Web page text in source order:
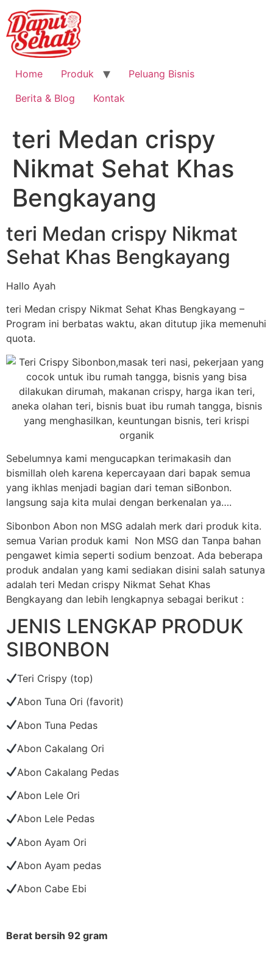
Home Produk
Peluang Bisnis
Berita & Blog
Kontak
teri Medan crispy
Nikmat Sehat Khas
Bengkayang
teri Medan crispy Nikmat
Sehat Khas Bengkayang
Hallo Ayah
teri Medan crispy Nikmat Sehat Khas Bengkayang –
Program ini berbatas waktu, akan ditutup jika memenuhi
quota.
Sebelumnya kami mengucapkan terimakasih dan
bismillah oleh karena kepercayaan dari bapak semua
yang ikhlas menjadi bagian dari teman siBonbon.
langsung saja kita mulai dengan berkenalan ya….
Sibonbon Abon non MSG adalah merk dari produk kita.
semua Varian produk kami Non MSG dan Tanpa bahan
pengawet kimia seperti sodium benzoat. Ada beberapa
produk andalan yang kami sediakan disini salah satunya
adalah teri Medan crispy Nikmat Sehat Khas
Bengkayang dan lebih lengkapnya sebagai berikut :
JENIS LENGKAP PRODUK
SIBONBON
Teri Crispy (top)
Abon Tuna Ori (favorit)
Abon Tuna Pedas
Abon Cakalang Ori
Abon Cakalang Pedas
Abon Lele Ori
Abon Lele Pedas
Abon Ayam Ori
Abon Ayam pedas
Abon Cabe Ebi
Berat bersih 92 gram